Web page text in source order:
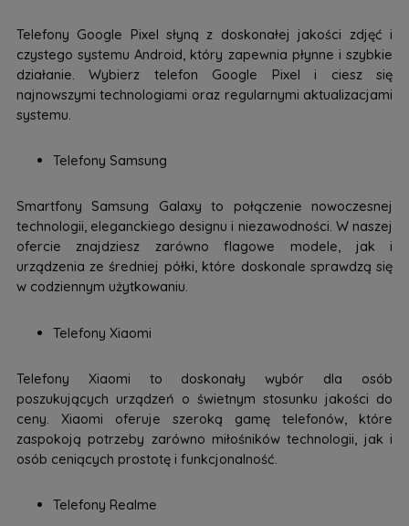
Telefony Google Pixel słyną z doskonałej jakości zdjęć i
czystego systemu Android, który zapewnia płynne i szybkie
działanie. Wybierz telefon Google Pixel i ciesz się
najnowszymi technologiami oraz regularnymi aktualizacjami
systemu.
Telefony Samsung
Smartfony Samsung Galaxy to połączenie nowoczesnej
technologii, eleganckiego designu i niezawodności. W naszej
ofercie znajdziesz zarówno flagowe modele, jak i
urządzenia ze średniej półki, które doskonale sprawdzą się
w codziennym użytkowaniu.
Telefony Xiaomi
Telefony Xiaomi to doskonały wybór dla osób
poszukujących urządzeń o świetnym stosunku jakości do
ceny. Xiaomi oferuje szeroką gamę telefonów, które
zaspokoją potrzeby zarówno miłośników technologii, jak i
osób ceniących prostotę i funkcjonalność.
Telefony Realme